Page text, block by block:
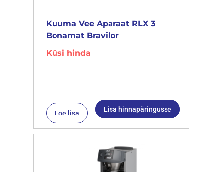
Kuuma Vee Aparaat RLX 3
Bonamat Bravilor
Küsi hinda
Loe lisa Lisa hinnapäringusse